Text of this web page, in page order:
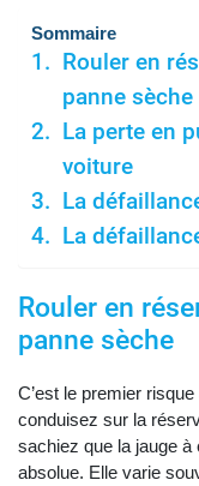
Sommaire
Rouler en
panne sèche
La perte en
voiture
La
La
Rouler en
panne sèche
C’est le premier
conduisez sur la
sachiez que la jauge à
absolue. Elle varie